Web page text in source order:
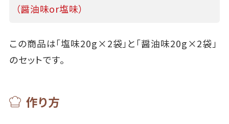
（醤油味or塩味）
この商品は「塩味20g×2袋」と「醤油味20g×2袋」
のセットです。
作り方